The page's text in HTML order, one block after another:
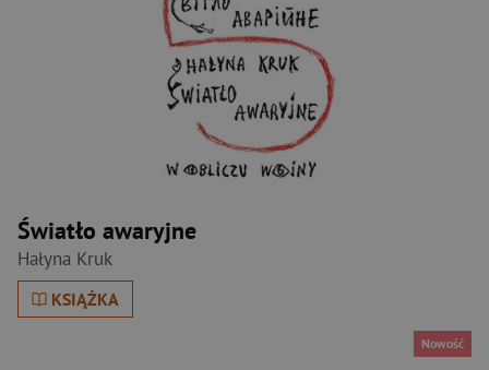
Światło awaryjne
Hałyna Kruk
KSIĄŻKA
Nowość